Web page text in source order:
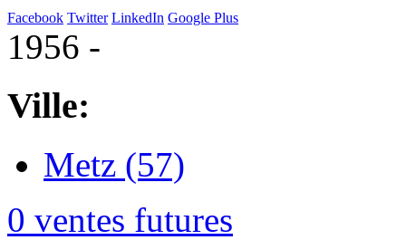
Facebook Twitter LinkedIn Google Plus
1956 -
Ville:
Metz (57)
0 ventes futures